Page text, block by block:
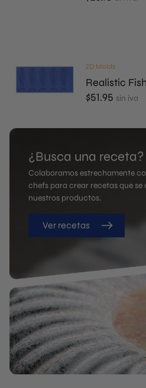
2D Molds
Realistic
$51.95 sin iva
¿Busca una receta?
Colaboramos estrechamente
chefs para crear recetas que se
nuestros productos.
Ver recetas